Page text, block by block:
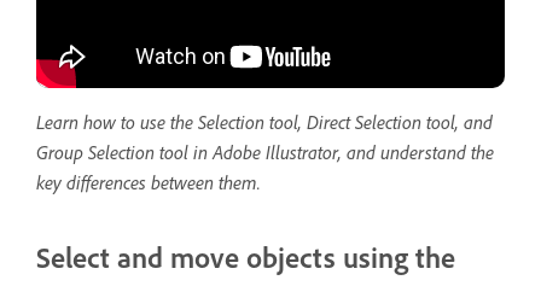
Learn how to use the Selection tool, Direct Selection tool, and
Group Selection tool in Adobe Illustrator, and understand the
key differences between them.
Select and move objects using the